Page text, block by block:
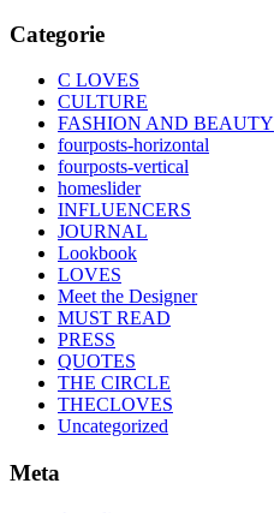
Categorie
C LOVES
CULTURE
FASHION AND BEAUTY
fourposts-horizontal
fourposts-vertical
homeslider
INFLUENCERS
JOURNAL
Lookbook
LOVES
Meet the Designer
MUST READ
PRESS
QUOTES
THE CIRCLE
THECLOVES
Uncategorized
Meta